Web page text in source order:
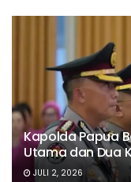
Kapolda Papua
Utama dan Dua
JULI 2, 2026